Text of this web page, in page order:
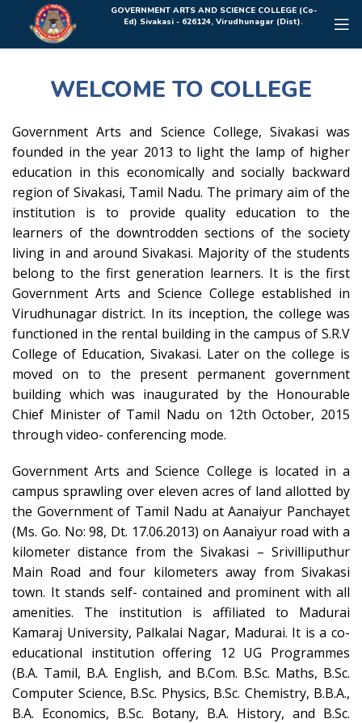
Rolex Replica Uhren DeutschlandGOVERNMENT ARTS AND SCIENCE COLLEGE (Co-
Ed) Sivakasi - 626124, Virudhunagar (Dist).
WELCOME TO COLLEGE
Government Arts and Science College, Sivakasi was
founded in the year 2013 to light the lamp of higher
education in this economically and socially backward
region of Sivakasi, Tamil Nadu. The primary aim of the
institution is to provide quality education to the
learners of the downtrodden sections of the society
living in and around Sivakasi. Majority of the students
belong to the first generation learners. It is the first
Government Arts and Science College established in
Virudhunagar district. In its inception, the college was
functioned in the rental building in the campus of S.R.V
College of Education, Sivakasi. Later on the college is
moved on to the present permanent government
building which was inaugurated by the Honourable
Chief Minister of Tamil Nadu on 12th October, 2015
through video- conferencing mode.
Government Arts and Science College is located in a
campus sprawling over eleven acres of land allotted by
the Government of Tamil Nadu at Aanaiyur Panchayet
(Ms. Go. No: 98, Dt. 17.06.2013) on Aanaiyur road with a
kilometer distance from the Sivakasi – Srivilliputhur
Main Road and four kilometers away from Sivakasi
town. It stands self- contained and prominent with all
amenities. The institution is affiliated to Madurai
Kamaraj University, Palkalai Nagar, Madurai. It is a co-
educational institution offering 12 UG Programmes
(B.A. Tamil, B.A. English, and B.Com. B.Sc. Maths, B.Sc.
Computer Science, B.Sc. Physics, B.Sc. Chemistry, B.B.A.,
B.A. Economics, B.Sc. Botany, B.A. History, and B.Sc.